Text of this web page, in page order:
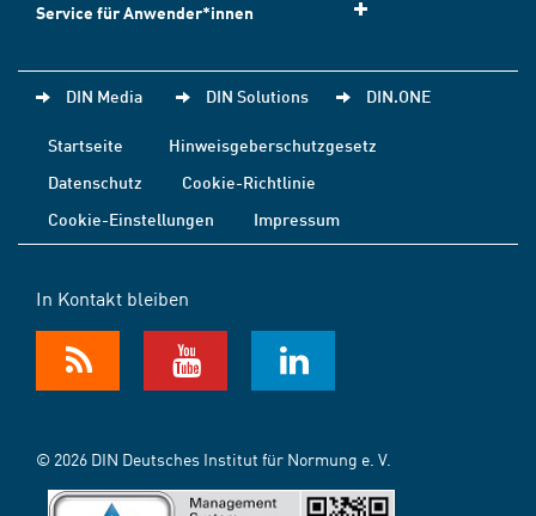
Service für Anwender*innen
DIN Media DIN Solutions DIN.ONE
Startseite
Hinweisgeberschutzgesetz
Datenschutz
Cookie-Richtlinie
Cookie-Einstellungen
Impressum
In Kontakt bleiben
© 2026 DIN Deutsches Institut für Normung e. V.